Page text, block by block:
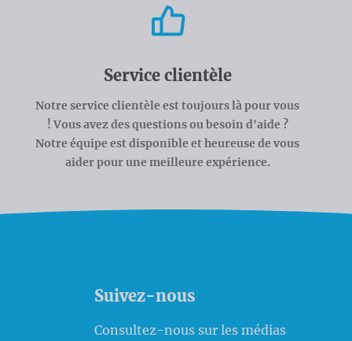
Service clientèle
Notre service clientèle est toujours là pour vous
! Vous avez des questions ou besoin d'aide ?
Notre équipe est disponible et heureuse de vous
aider pour une meilleure expérience.
Suivez-nous
Consultez-nous sur les médias